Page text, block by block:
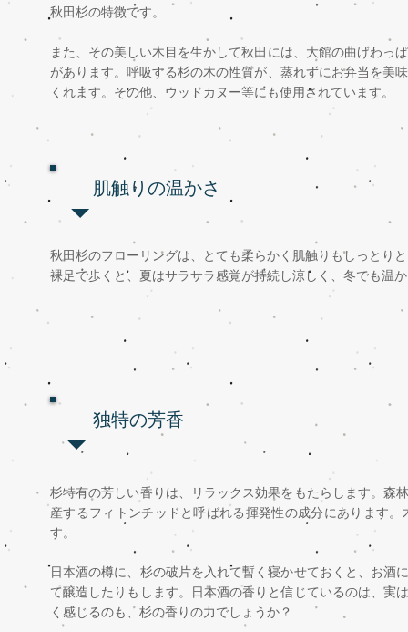
秋田杉の特徴です。
また、その美しい木目を生かして秋田には、大館の曲げわっ
があります。呼吸する杉の木の性質が、蒸れずにお弁当を美
くれます。その他、ウッドカヌー等にも使用されています。
肌触りの温かさ
秋田杉のフローリングは、とても柔らかく肌触りもしっとり
裸足で歩くと、夏はサラサラ感覚が持続し涼しく、冬でも温
独特の芳香
杉特有の芳しい香りは、リラックス効果をもたらします。森
産するフィトンチッドと呼ばれる揮発性の成分にあります
す。
日本酒の樽に、杉の破片を入れて暫く寝かせておくと、お酒
て醸造したりもします。日本酒の香りと信じているのは、実
く感じるのも、杉の香りの力でしょうか？